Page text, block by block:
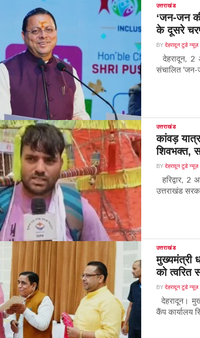
उत्तराखंड
‘जन-जन
के दूसरे
BY देहरादून टुडे
देहरादून, 2
संचालित
उत्तराखंड
कांवड़
शिवभक्त,
BY देहरादून टुडे
हरिद्वार, 2
उत्तराखंड
उत्तराखंड
मुख्यमंत्री
को त्वरित
BY देहरादून टुडे
देहरादून।
कैंप कार्यालय